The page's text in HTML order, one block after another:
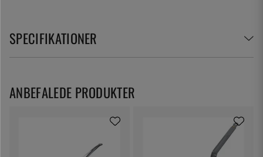
SPECIFIKATIONER
ANBEFALEDE PRODUKTER